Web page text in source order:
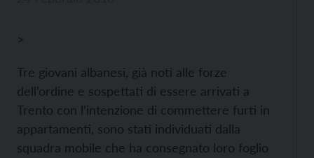
>
Tre giovani albanesi, già noti alle forze
dell’ordine e sospettati di essere arrivati a
Trento con l’intenzione di commettere furti in
appartamenti, sono stati individuati dalla
squadra mobile che ha consegnato loro foglio